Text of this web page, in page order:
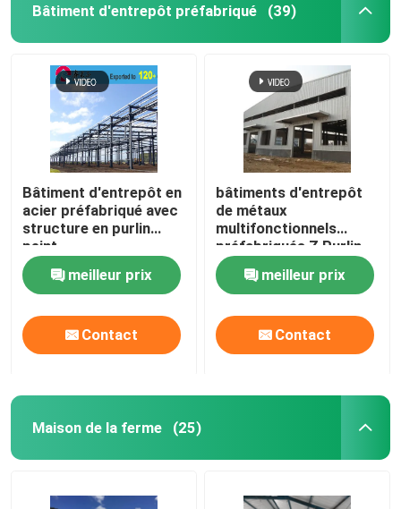
Bâtiment d'entrepôt préfabriqué (39)
Bâtiment d'entrepôt en
acier préfabriqué avec
structure en purlin
peint
meilleur prix
Contact
bâtiments d'entrepôt
de métaux
multifonctionnels
préfabriqués Z Purlin
meilleur prix
Contact
Maison de la ferme (25)